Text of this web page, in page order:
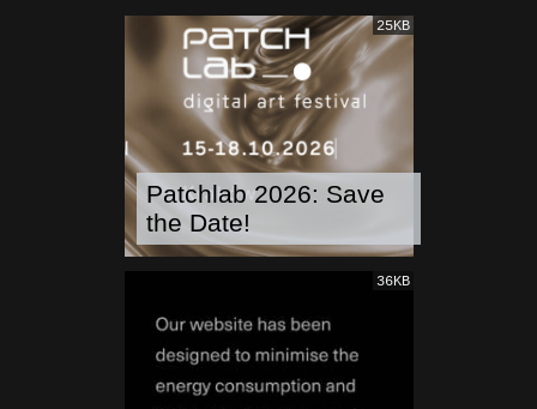
25KB
Patchlab 2026: Save
the Date!
36KB